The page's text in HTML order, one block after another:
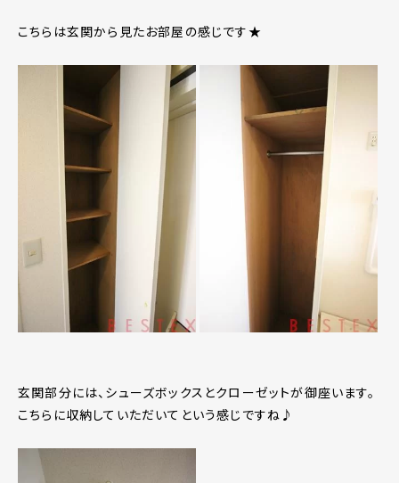
こちらは玄関から見たお部屋の感じです★
玄関部分には、シューズボックスとクローゼットが御座います。
こちらに収納していただいてという感じですね♪